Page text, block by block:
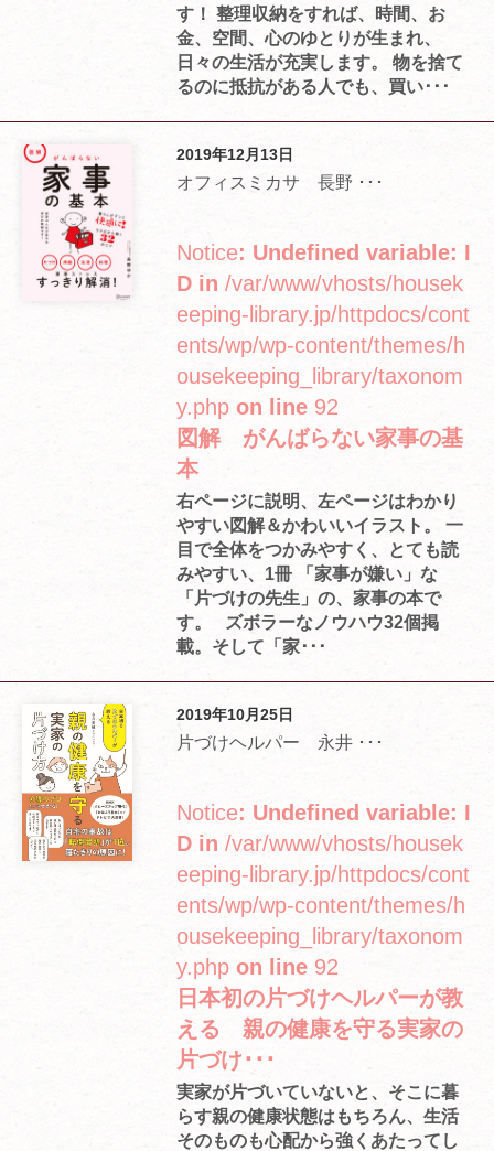
す！ 整理収納をすれば、時間、お
金、空間、心のゆとりが生まれ、
日々の生活が充実します。 物を捨て
るのに抵抗がある人でも、買い･･･
2019年12月13日
オフィスミカサ 長野 ･･･
Notice: Undefined variable: I
D in /var/www/vhosts/housek
eeping-library.jp/httpdocs/cont
ents/wp/wp-content/themes/h
ousekeeping_library/taxonom
y.php on line 92
図解 がんばらない家事の基
本
右ページに説明、左ページはわかり
やすい図解＆かわいいイラスト。 一
目で全体をつかみやすく、とても読
みやすい、1冊 「家事が嫌い」な
「片づけの先生」の、家事の本で
す。 ズボラーなノウハウ32個掲
載。そして「家･･･
2019年10月25日
片づけヘルパー 永井 ･･･
Notice: Undefined variable: I
D in /var/www/vhosts/housek
eeping-library.jp/httpdocs/cont
ents/wp/wp-content/themes/h
ousekeeping_library/taxonom
y.php on line 92
日本初の片づけヘルパーが教
える 親の健康を守る実家の
片づけ･･･
実家が片づいていないと、そこに暮
らす親の健康状態はもちろん、生活
そのものも心配から強くあたってし